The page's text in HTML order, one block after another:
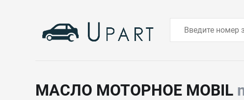
МАСЛО МОТОРНОЕ MOBIL